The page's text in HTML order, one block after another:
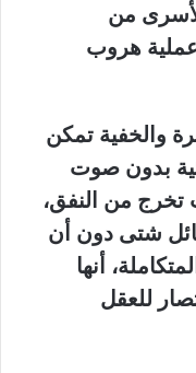
من
عملية هروب
والخفية تمكن
بدون صوت
تخرج من النفق،
شتى دون أن
أنها
للعقل